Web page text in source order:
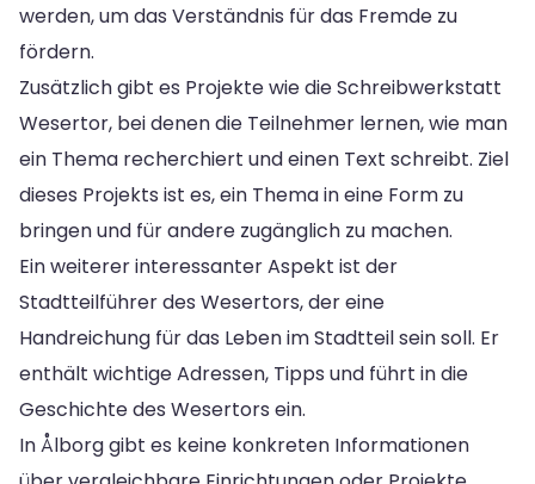
werden, um das Verständnis für das Fremde zu
fördern.
Zusätzlich gibt es Projekte wie die Schreibwerkstatt
Wesertor, bei denen die Teilnehmer lernen, wie man
ein Thema recherchiert und einen Text schreibt. Ziel
dieses Projekts ist es, ein Thema in eine Form zu
bringen und für andere zugänglich zu machen.
Ein weiterer interessanter Aspekt ist der
Stadtteilführer des Wesertors, der eine
Handreichung für das Leben im Stadtteil sein soll. Er
enthält wichtige Adressen, Tipps und führt in die
Geschichte des Wesertors ein.
In Ålborg gibt es keine konkreten Informationen